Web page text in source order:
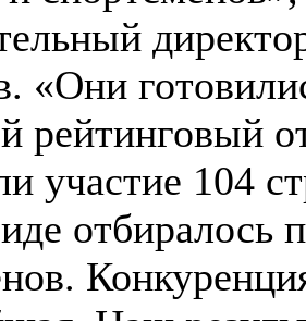
«Они
рейтинговый
участие 104
отбиралось